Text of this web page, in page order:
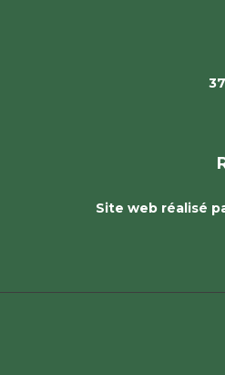
Site web réalisé